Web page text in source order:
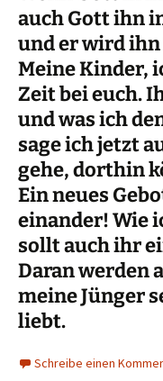
auch Gott ihn
und er wird
Meine Kinder,
Zeit bei euch.
und was ich
sage ich jetzt
gehe, dorthin
Ein neues
einander! Wie
sollt auch ihr
Daran werden
meine Jünger
liebt.
Schreibe einen